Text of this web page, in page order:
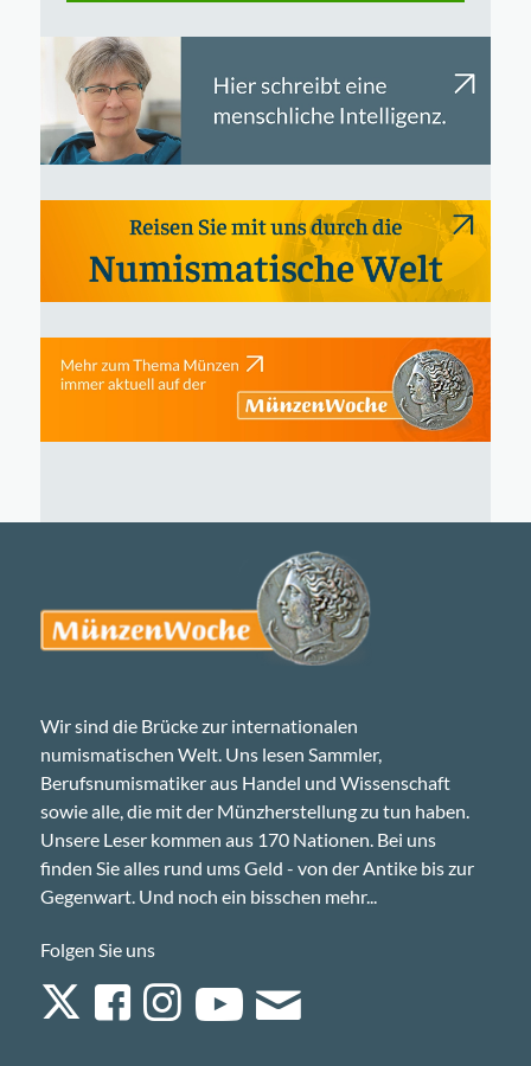
Wir sind die Brücke zur internationalen
numismatischen Welt. Uns lesen Sammler,
Berufsnumismatiker aus Handel und Wissenschaft
sowie alle, die mit der Münzherstellung zu tun haben.
Unsere Leser kommen aus 170 Nationen. Bei uns
finden Sie alles rund ums Geld - von der Antike bis zur
Gegenwart. Und noch ein bisschen mehr...
Folgen Sie uns